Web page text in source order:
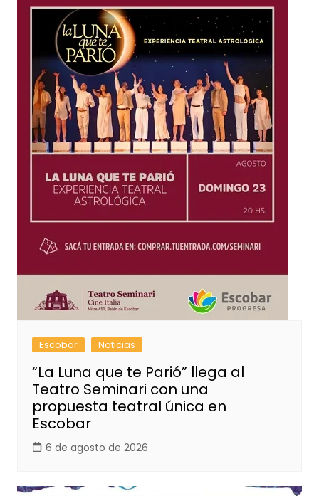
Escobar Noticias
“La Luna que te Parió” llega al
Teatro Seminari con una
propuesta teatral única en
Escobar
6 de agosto de 2026